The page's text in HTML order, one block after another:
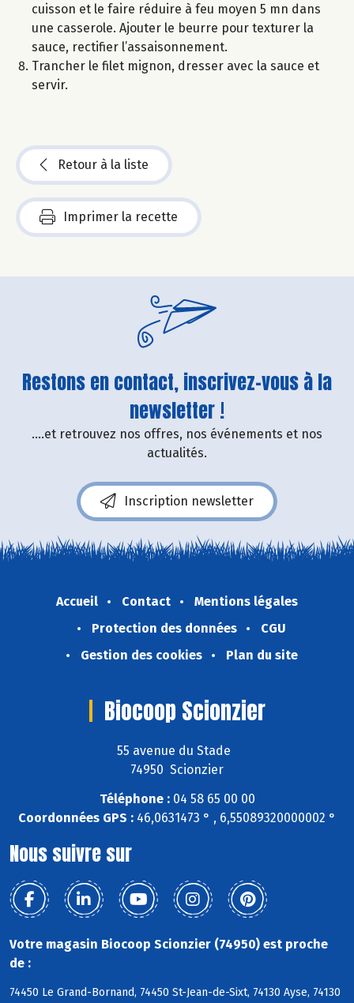
cuisson et le faire réduire à feu moyen 5 mn dans
une casserole. Ajouter le beurre pour texturer la
sauce, rectifier l’assaisonnement.
Trancher le filet mignon, dresser avec la sauce et
servir.
Retour à la liste
Imprimer la recette
Restons en contact, inscrivez-vous à la
newsletter !
....et retrouvez nos offres, nos événements et nos
actualités.
Inscription newsletter
Accueil Contact
Mentions légales
Protection des données
CGU
Gestion des cookies
Plan du site
Biocoop Scionzier
55 avenue du Stade
74950 Scionzier
Téléphone :04 58 65 00 00
Coordonnées GPS : 46,0631473 ° , 6,55089320000002 °
Nous suivre sur
Votre magasin Biocoop Scionzier (74950) est proche
de :
74450 Le Grand-Bornand, 74450 St-Jean-de-Sixt, 74130 Ayse, 74130